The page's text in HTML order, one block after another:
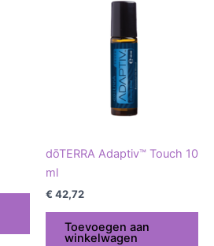
dōTERRA Adaptiv™ Touch 10
ml
€ 42,72
Toevoegen aan
winkelwagen